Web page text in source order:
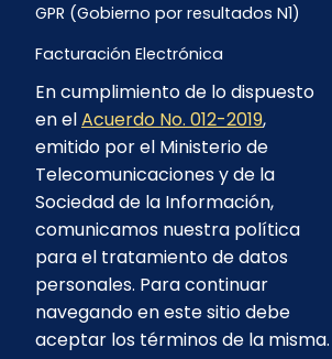
GPR (Gobierno por resultados N1)
Facturación Electrónica
Archivo Histórico de Facturación
Portal Ambiental y Social
Proyecto Geotérmico Chachimbiro
Contratación consultoría mediante
Reglamento de Procesos Asociativos
En cumplimiento de lo dispuesto
en elAcuerdo No. 012-2019,
emitido por el Ministerio de
Telecomunicaciones y de la
Sociedad de la Información,
comunicamos nuestra política
para el tratamiento de datos
personales. Para continuar
navegando en este sitio debe
aceptar los términos de la misma.